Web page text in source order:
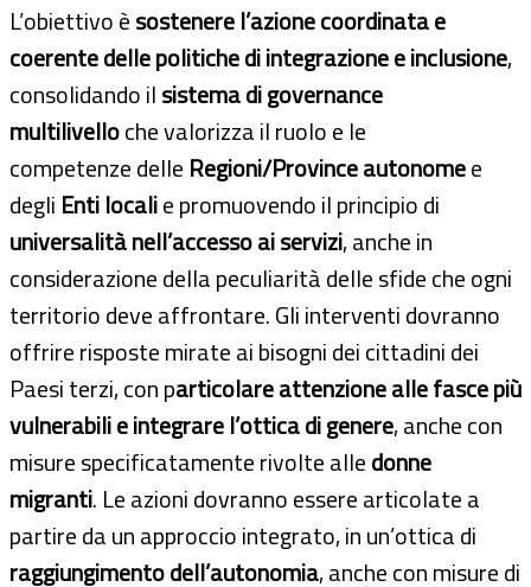
L’obiettivo èsostenere l’azione coordinata e
coerente delle politiche di integrazione e inclusione,
consolidando ilsistema di governance
multilivelloche valorizza il ruolo e le
competenze delle Regioni/Province autonomee
degli Enti localie promuovendo il principio di
universalità nell’accesso ai servizi, anche in
considerazione della peculiarità delle sfide che ogni
territorio deve affrontare. Gli interventi dovranno
offrire risposte mirate ai bisogni dei cittadini dei
Paesi terzi, con particolare attenzione alle fasce più
vulnerabili e integrare l’ottica di genere, anche con
misure specificatamente rivolte alledonne
migranti. Le azioni dovranno essere articolate a
partire da un approccio integrato, in un’ottica di
raggiungimento dell’autonomia, anche con misure di